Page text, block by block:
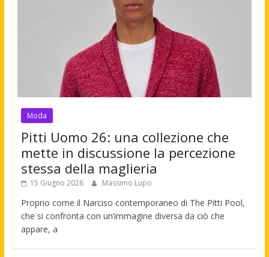
Moda
Pitti Uomo 26: una collezione che
mette in discussione la percezione
stessa della maglieria
15 Giugno 2026 Massimo Lupo
Proprio come il Narciso contemporaneo di The Pitti Pool,
che si confronta con un’immagine diversa da ciò che
appare, a